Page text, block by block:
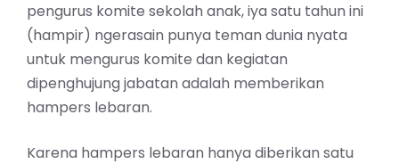
pengurus komite sekolah anak, iya satu tahun ini
(hampir) ngerasain punya teman dunia nyata
untuk mengurus komite dan kegiatan
dipenghujung jabatan adalah memberikan
hampers lebaran.
Karena hampers lebaran hanya diberikan satu